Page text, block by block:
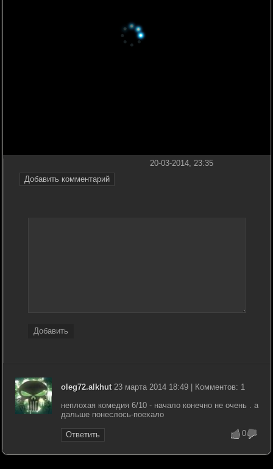
Добавить комментарий
20-03-2014, 23:35
Добавить
oleg72.alkhut23 марта 2014 18:49 | Комментов: 1
неплохая комедия 6/10 - начало конечно не очень . а
дальше понеслось-поехало
Ответить 0